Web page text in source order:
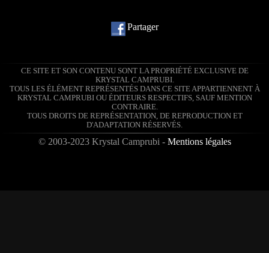
Partager
CE SITE ET SON CONTENU SONT LA PROPRIÉTÉ EXCLUSIVE DE
KRYSTAL CAMPRUBI.
TOUS LES ÉLÉMENT REPRÉSENTÉS DANS CE SITE APPARTIENNENT À
KRYSTAL CAMPRUBI OU ÉDITEURS RESPECTIFS, SAUF MENTION
CONTRAIRE.
TOUS DROITS DE REPRÉSENTATION, DE REPRODUCTION ET
D'ADAPTATION RÉSERVÉS.
© 2003-2023 Krystal Camprubi - Mentions légales